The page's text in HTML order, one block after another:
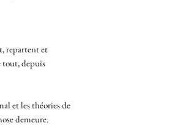
repartent et
tout, depuis
et les théories de
demeure.